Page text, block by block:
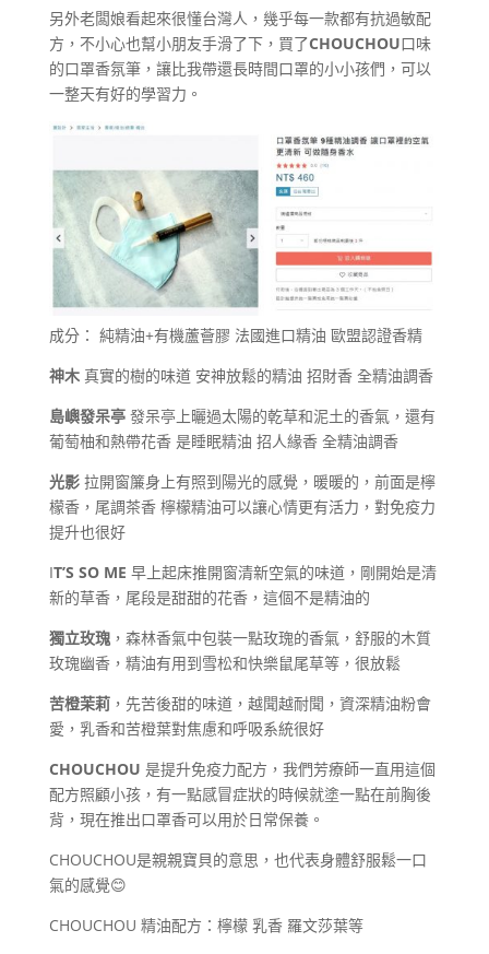
另外老闆娘看起來很懂台灣人，幾乎每一款都有抗過敏配
方，不小心也幫小朋友手滑了下，買了CHOUCHOU口味
的口罩香氛筆，讓比我帶還長時間口罩的小小孩們，可以
一整天有好的學習力。
成分： 純精油+有機蘆薈膠 法國進口精油 歐盟認證香精
神木真實的樹的味道 安神放鬆的精油 招財香 全精油調香
島嶼發呆亭發呆亭上曬過太陽的乾草和泥土的香氣，還有
葡萄柚和熱帶花香 是睡眠精油 招人緣香 全精油調香
光影拉開窗簾身上有照到陽光的感覺，暖暖的，前面是檸
檬香，尾調茶香 檸檬精油可以讓心情更有活力，對免疫力
提升也很好
IT’S SO ME 早上起床推開窗清新空氣的味道，剛開始是清
新的草香，尾段是甜甜的花香，這個不是精油的
獨立玫瑰，森林香氣中包裝一點玫瑰的香氣，舒服的木質
玫瑰幽香，精油有用到雪松和快樂鼠尾草等，很放鬆
苦橙茉莉，先苦後甜的味道，越聞越耐聞，資深精油粉會
愛，乳香和苦橙葉對焦慮和呼吸系統很好
CHOUCHOU 是提升免疫力配方，我們芳療師一直用這個
配方照顧小孩，有一點感冒症狀的時候就塗一點在前胸後
背，現在推出口罩香可以用於日常保養。
CHOUCHOU是親親寶貝的意思，也代表身體舒服鬆一口
氣的感覺😊
CHOUCHOU 精油配方：檸檬 乳香 羅文莎葉等